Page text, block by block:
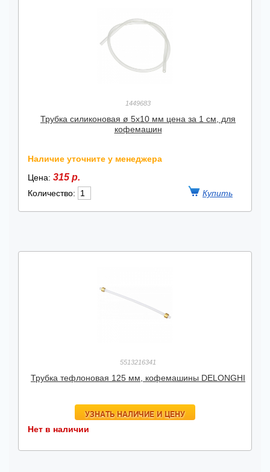
1449683
Трубка силиконовая ø 5х10 мм цена за 1 см, для
кофемашин
Наличие уточните у менеджера
Цена: 315 р.
Количество:
5513216341
Трубка тефлоновая 125 мм, кофемашины DELONGHI
УЗНАТЬ НАЛИЧИЕ И ЦЕНУ
Нет в наличии